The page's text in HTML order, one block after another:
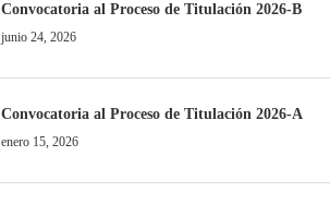
Convocatoria al Proceso de Titulación 2026-B
junio 24, 2026
Convocatoria al Proceso de Titulación 2026-A
enero 15, 2026